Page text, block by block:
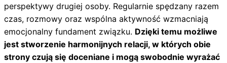
perspektywy drugiej osoby. Regularnie spędzany razem
czas, rozmowy oraz wspólna aktywność wzmacniają
emocjonalny fundament związku. Dzięki temu możliwe
jest stworzenie harmonijnych relacji, w których obie
strony czują się doceniane i mogą swobodnie wyrażać